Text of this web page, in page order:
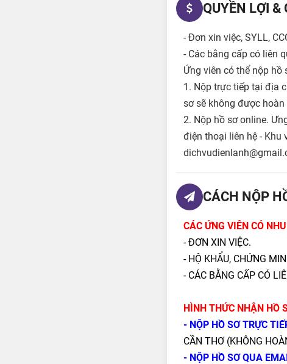
QUYỀN LỢI &
- Đơn xin việc, SYLL,
- Các bằng cấp có liên
Ứng viên có thể nộp hồ
1. Nộp trực tiếp tại địa
sơ sẽ không được hoàn
2. Nộp hồ sơ online.
điện thoại liên hệ - Khu
CÁCH NỘP
CÁC ỨNG VIÊN CÓ
- ĐƠN XIN VIỆC.
- HỘ KHẨU, CHỨNG
- CÁC BẰNG CẤP CÓ
HÌNH THỨC NHẬN HỒ
- NỘP HỒ SƠ TRỰC
CẦN THƠ (KHÔNG
- NỘP HỒ SƠ QUA